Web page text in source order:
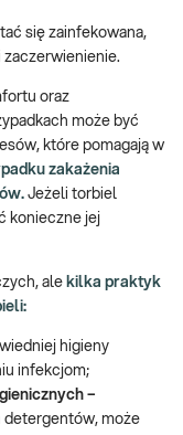
się zainfekowana,
oraz
może być
które pomagają w
zakażenia
Jeżeli torbiel
konieczne jej
ale kilka praktyk
higieny
infekcjom;
–
detergentów, może